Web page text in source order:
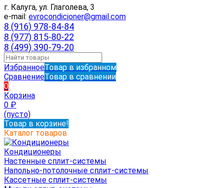
г. Калуга, ул. Глаголева, 3
e-mail: evrocondicioner@gmail.com
8 (916) 978-84-84
8 (977) 815-80-22
8 (499) 390-79-20
ИзбранноеТовар в избранном
СравнениеТовар в сравнении
0
Корзина
0 ₽
(пусто)
Товар в корзине!
Каталог товаров
Кондиционеры
Настенные сплит-системы
Напольно-потолочные сплит-системы
Кассетные сплит-системы